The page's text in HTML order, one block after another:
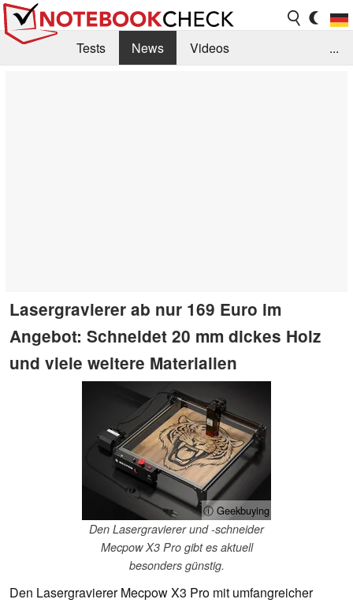
Tests News
Videos
...
Lasergravierer ab nur 169 Euro im
Angebot: Schneidet 20 mm dickes Holz
und viele weitere Materialien
ⓘ Geekbuying
Den Lasergravierer und -schneider
Mecpow X3 Pro gibt es aktuell
besonders günstig.
Den Lasergravierer Mecpow X3 Pro mit umfangreicher